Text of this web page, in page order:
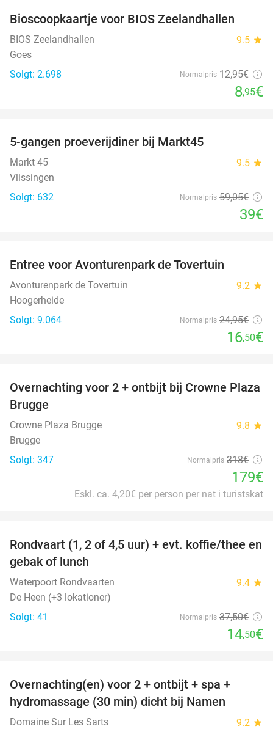
Bioscoopkaartje voor BIOS Zeelandhallen
BIOS Zeelandhallen 9.5 star
Goes
Solgt: 2.698
Normalpris 12,95€
8,95€
5-gangen proeverijdiner bij Markt45
Markt 45 9.5 star
Vlissingen
Solgt: 632
Normalpris 59,05€
39€
Entree voor Avonturenpark de Tovertuin
Avonturenpark de Tovertuin 9.2 star
Hoogerheide
Solgt: 9.064
Normalpris 24,95€
16,50€
44%
Overnachting voor 2 + ontbijt bij Crowne Plaza
Brugge
Crowne Plaza Brugge 9.8 star
Brugge
Solgt: 347
Normalpris 318€
179€
Eskl. ca. 4,20€ per person per nat i turistskat
61%
Rondvaart (1, 2 of 4,5 uur) + evt. koffie/thee en
gebak of lunch
Waterpoort Rondvaarten 9.4 star
De Heen (+3 lokationer)
Solgt: 41
Normalpris 37,50€
14,50€
Overnachting(en) voor 2 + ontbijt + spa +
hydromassage (30 min) dicht bij Namen
Domaine Sur Les Sarts 9.2 star